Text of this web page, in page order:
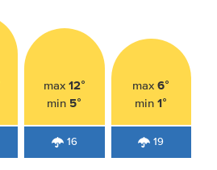
max 12°
min 5°
16
max6°
min1°
19